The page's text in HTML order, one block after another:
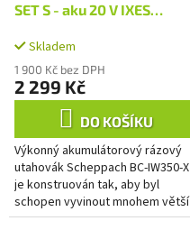
SET S - aku 20 V IXES
baterie + nabíječka 2,4 A
Skladem
1 900 Kč bez DPH
2 299 Kč
DO KOŠÍKU
Výkonný akumulátorový rázový
utahovák Scheppach BC-IW350-X
je konstruován tak, aby byl
schopen vyvinout mnohem větší
utahovací moment než běžná